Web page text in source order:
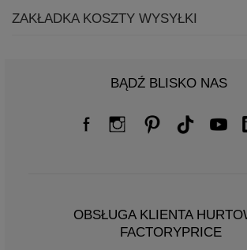
ZAKŁADKA KOSZTY WYSYŁKI
BĄDŹ BLISKO NAS
OBSŁUGA KLIENTA
FACTORYPRICE